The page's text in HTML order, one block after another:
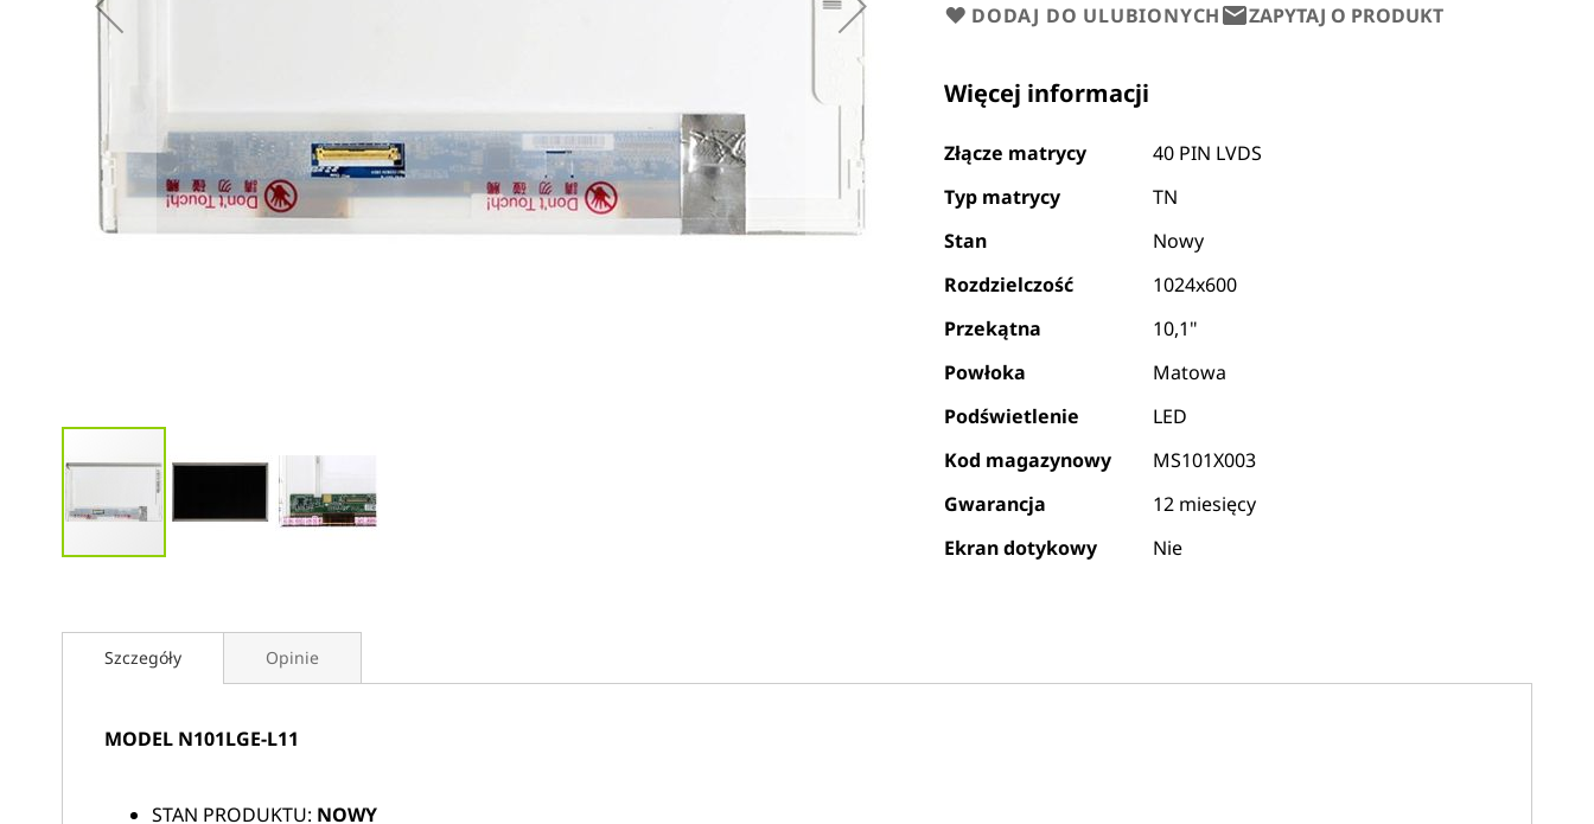
galerii
DODAJ DO ULUBIONYCH ZAPYTAJ O PRODUKT
Więcej informacji
Złącze matrycy
40 PIN LVDS
Typ matrycy
TN
Stan
Nowy
Rozdzielczość
1024x600
Przekątna
10,1"
Powłoka
Matowa
Podświetlenie
LED
Kod magazynowy
MS101X003
Gwarancja
12 miesięcy
Ekran dotykowy
Nie
Szczegóły
MODEL N101LGE-L11
STAN PRODUKTU: NOWY
Opinie